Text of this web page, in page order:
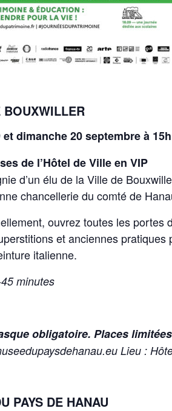
et dimanche 20 septembre à
de l’Hôtel de Ville en VIP
d’un élu de la Ville de
chancellerie du comté de
ouvrez toutes les portes
et anciennes
italienne.
minutes
obligatoire. Places limitées
Lieu :
PAYS DE HANAU